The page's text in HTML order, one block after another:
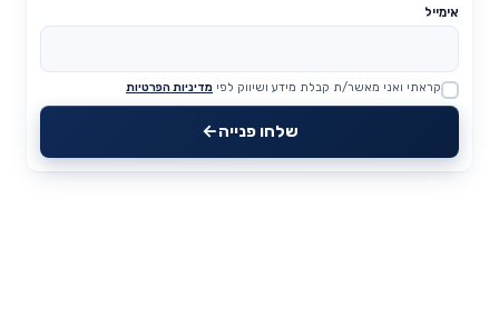
אימייל
Website
קראתי ואני מאשר/ת קבלת מידע ושיווק לפי מדיניות הפרטיות
שלחו פנייה